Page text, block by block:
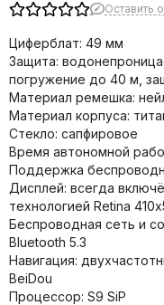
Оставить
Циферблат: 49 мм
Защита:
погружение до 40 м,
Материал ремешка:
Материал корпуса:
Стекло: сапфировое
Время автономной
Поддержка
Дисплей: всегда
технологией Retina
Беспроводная сеть и
Bluetooth 5.3
Навигация:
BeiDou
Процессор: S9 SiP